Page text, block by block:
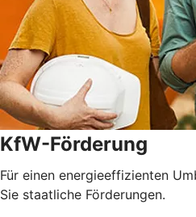
KfW-Förderung
Für einen energieeffizienten
Sie staatliche Förderungen.